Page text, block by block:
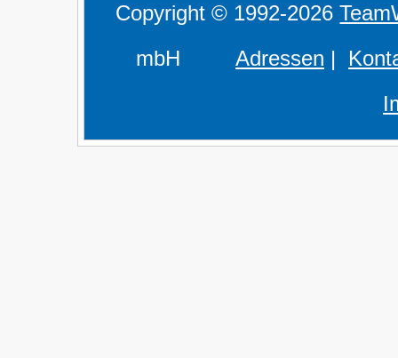
Copyright © 1992-2026
mbH Adressen |